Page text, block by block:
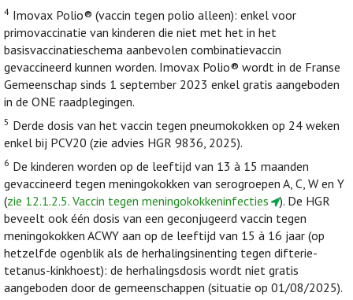
4 Imovax Polio® (vaccin tegen polio alleen): enkel voor
primovaccinatie van kinderen die niet met het in het
basisvaccinatieschema aanbevolen combinatievaccin
gevaccineerd kunnen worden. Imovax Polio® wordt in de Franse
Gemeenschap sinds 1 september 2023 enkel gratis aangeboden
in de ONE raadplegingen.
5 Derde dosis van het vaccin tegen pneumokokken op 24 weken
enkel bij PCV20 (zie advies HGR 9836, 2025).
6 De kinderen worden op de leeftijd van 13 à 15 maanden
gevaccineerd tegen meningokokken van serogroepen A, C, W en Y
(zie 12.1.2.5. Vaccin tegen meningokokkeninfecties
). De HGR
beveelt ook één dosis van een geconjugeerd vaccin tegen
meningokokken ACWY aan op de leeftijd van 15 à 16 jaar (op
hetzelfde ogenblik als de herhalingsinenting tegen difterie-
tetanus-kinkhoest): de herhalingsdosis wordt niet gratis
aangeboden door de gemeenschappen (situatie op 01/08/2025).